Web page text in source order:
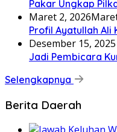
Pakar Ungkap
Maret 2, 2026
Profil Ayatullah Ali
Desember 15, 2025
Jadi Pembicara
Selengkapnya
Berita Daerah